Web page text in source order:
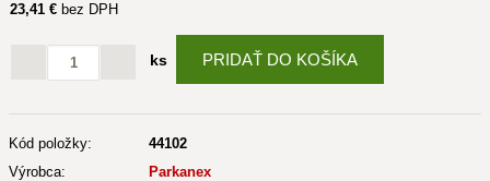
23,41 € bez DPH
ks PRIDAŤ DO KOŠÍKA
Kód položky:
44102
Výrobca:
Parkanex